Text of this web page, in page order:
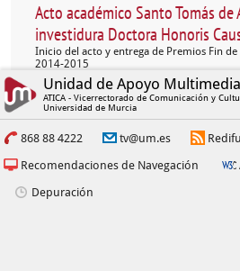
Acto académico Santo Tomás
investidura Doctora Honoris
Inicio del acto y entrega de Premios Fin
2014-2015
Unidad de Apoyo Multimedia
ATICA - Vicerrectorado de Comunicación y
Universidad de Murcia
868 88 4222 tv@um.es
Recomendaciones de Navegación
Depuración